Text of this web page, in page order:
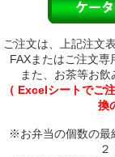
ご注文は、上記注文
FAXまたはご注文専
また、お茶等お飲
（ Excelシートでご
換
※お弁当の個数の最
２